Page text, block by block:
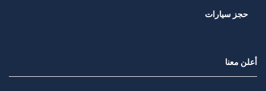
حجز سيارات
أعلن معنا